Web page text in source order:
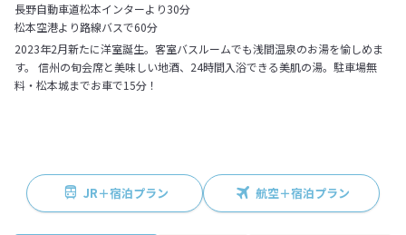
長野自動車道松本インターより30分
松本空港より路線バスで60分
2023年2月新たに洋室誕生。客室バスルームでも浅間温泉のお湯を愉しめま
す。 信州の旬会席と美味しい地酒、24時間入浴できる美肌の湯。駐車場無
料・松本城までお車で15分！
JR＋宿泊プラン 航空＋宿泊プラン